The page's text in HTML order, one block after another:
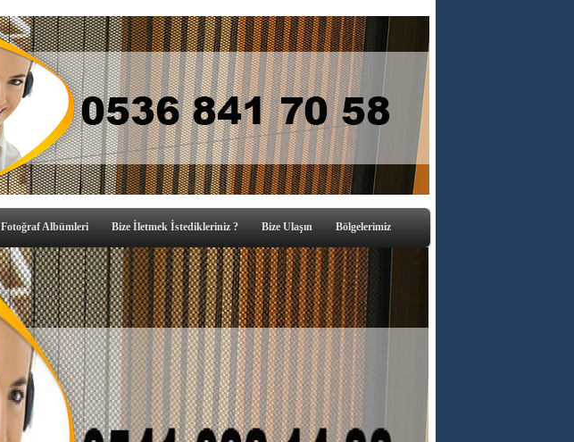
Fotoğraf Albümleri Bize İletmek İstedikleriniz ? Bize Ulaşın Bölgelerimiz